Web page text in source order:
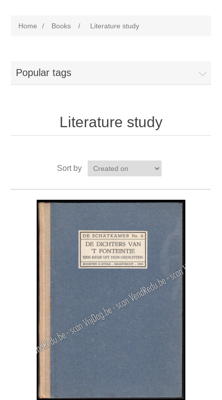
Home / Books / Literature study
Popular tags
Literature study
Sort by